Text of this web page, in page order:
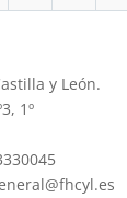
y León.
1º